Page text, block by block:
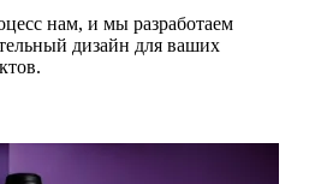
нам, и мы разработаем
дизайн для ваших